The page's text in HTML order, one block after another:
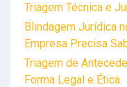
Triagem Técnica e
Blindagem Jurídica
Empresa Precisa
Triagem de
Forma Legal e Ética